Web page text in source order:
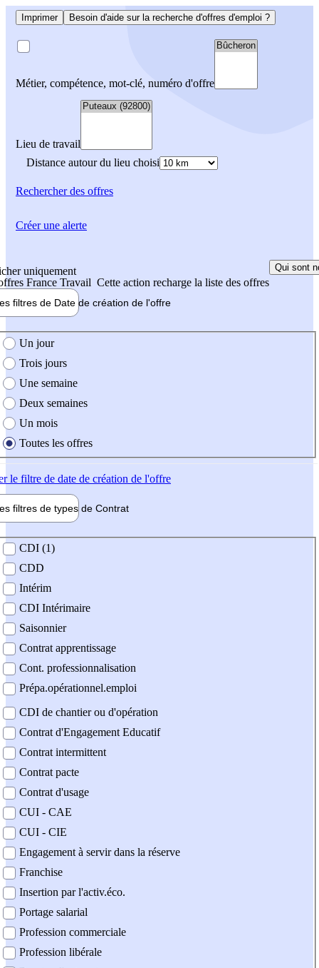
Imprimer Besoin d'aide sur la recherche d'offres d'emploi ?
Métier, compétence, mot-clé, numéro d'offre
Lieu de travail
Distance autour du lieu choisi
Rechercherdes offres
uniquement
France Travail Cette action recharge la liste des offres
Qui sont
filtres de Date de création de l'offre
création de l'offre
Un jour
Trois jours
Une semaine
Deux semaines
Un mois
Toutes les offres
le filtre de date de création de l'offre
filtres de types de Contrat
contrat
CDI (1)
CDD
Intérim
CDI Intérimaire
Saisonnier
Contrat apprentissage
Cont. professionnalisation
Prépa.opérationnel.emploi
CDI de chantier ou d'opération
Contrat d'Engagement Educatif
Contrat intermittent
Contrat pacte
Contrat d'usage
CUI - CAE
CUI - CIE
Engagement à servir dans la réserve
Franchise
Insertion par l'activ.éco.
Portage salarial
Profession commerciale
Profession libérale
Créer une alerte